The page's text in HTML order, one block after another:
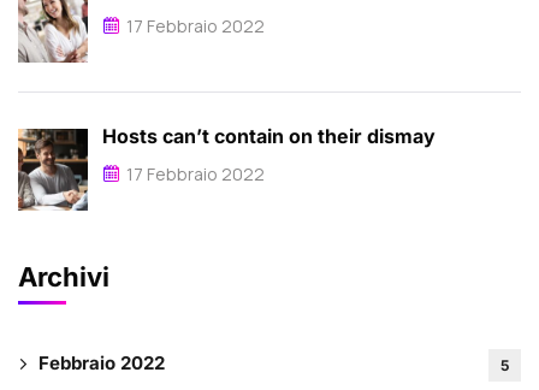
17 Febbraio 2022
Hosts can’t contain on their dismay
17 Febbraio 2022
Archivi
Febbraio 2022 5